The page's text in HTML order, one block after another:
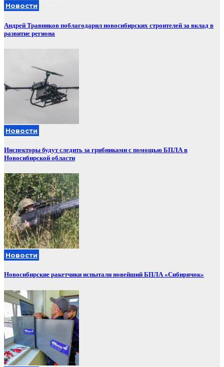
Новости
Андрей Травников поблагодарил новосибирских строителей за вклад в
развитие региона
Новости
Инспекторы будут следить за грибниками с помощью БПЛА в
Новосибирской области
Новости
Новосибирские ракетчики испытали новейший БПЛА «Сибирячок»